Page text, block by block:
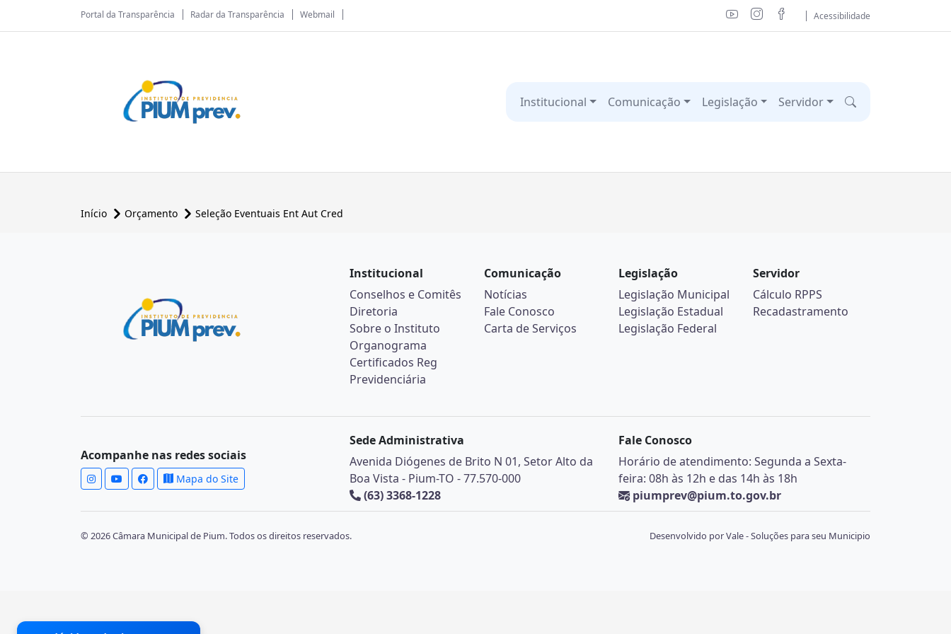
Portal da Transparência Radar da Transparência Webmail Acessibilidade
Institucional Comunicação Legislação Servidor
Início Orçamento Seleção Eventuais Ent Aut Cred
Institucional
Conselhos e Comitês
Diretoria
Sobre o Instituto
Organograma
Certificados Reg
Previdenciária
Comunicação
Notícias
Fale Conosco
Carta de Serviços
Legislação
Legislação Municipal
Legislação Estadual
Legislação Federal
Servidor
Cálculo RPPS
Recadastramento
Acompanhe nas redes sociais
Mapa do Site
Sede Administrativa
Avenida Diógenes de Brito N 01, Setor Alto da
Boa Vista - Pium-TO - 77.570-000
(63) 3368-1228
Fale Conosco
Horário de atendimento: Segunda a Sexta-
feira: 08h às 12h e das 14h às 18h
piumprev@pium.to.gov.br
© 2026 Câmara Municipal de Pium. Todos os direitos reservados. Desenvolvido por Vale - Soluções para seu Municipio